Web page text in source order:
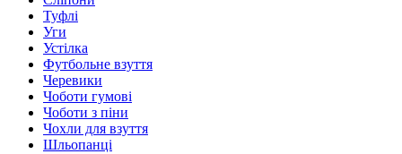
Туфлі
Уги
Устілка
Футбольне взуття
Черевики
Чоботи гумові
Чоботи з піни
Чохли для взуття
Шльопанці